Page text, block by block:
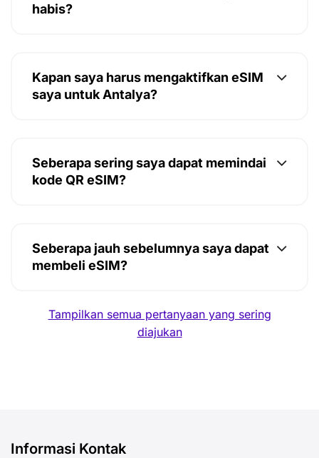
habis?
Kapan saya harus mengaktifkan eSIM
saya untuk Antalya?
Seberapa sering saya dapat memindai
kode QR eSIM?
Seberapa jauh sebelumnya saya dapat
membeli eSIM?
Tampilkan semua pertanyaan yang sering
diajukan
Informasi Kontak